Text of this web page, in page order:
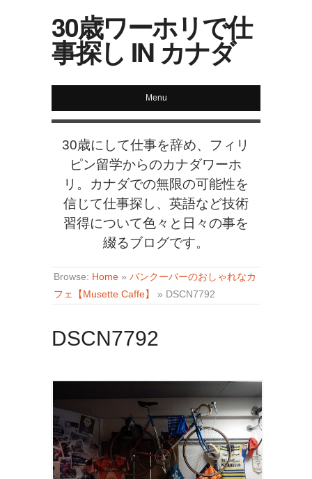
30歳ワーホリで仕
事探し IN カナダ
Menu
30歳にして仕事を辞め、フィリ
ピン留学からのカナダワーホ
リ。カナダでの無限の可能性を
信じて仕事探し、英語など技術
習得について色々と日々の事を
綴るブログです。
Browse: Home » バンクーバーのおしゃれなカ
フェ【Musette Caffe】
» DSCN7792
DSCN7792